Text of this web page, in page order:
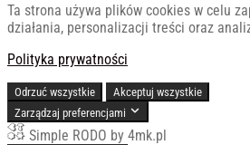
Ta strona używa plików cookies w celu
działania, personalizacji treści oraz
Polityka prywatności
Odrzuć wszystkie
Akceptuj wszystkie
Zarządzaj preferencjami
Simple RODO by 4mk.pl